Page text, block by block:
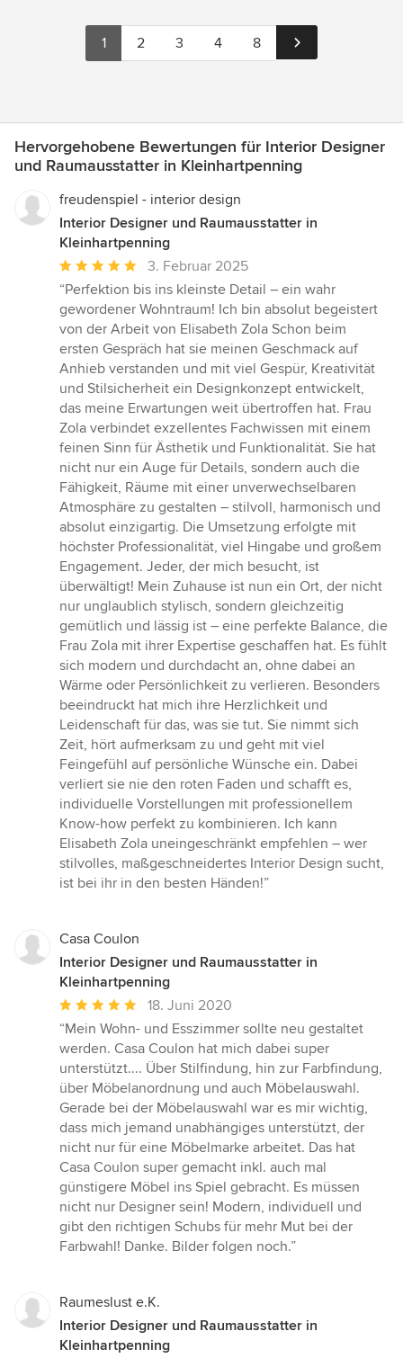
1 2 3 4 8
Hervorgehobene Bewertungen für Interior Designer
und Raumausstatter in Kleinhartpenning
freudenspiel - interior design
Interior Designer und Raumausstatter in
Kleinhartpenning
Durchschnittliche
Bewertung:
5
von
5
Sternen
3. Februar 2025
“Perfektion bis ins kleinste Detail – ein wahr
gewordener Wohntraum! Ich bin absolut begeistert
von der Arbeit von Elisabeth Zola Schon beim
ersten Gespräch hat sie meinen Geschmack auf
Anhieb verstanden und mit viel Gespür, Kreativität
und Stilsicherheit ein Designkonzept entwickelt,
das meine Erwartungen weit übertroffen hat. Frau
Zola verbindet exzellentes Fachwissen mit einem
feinen Sinn für Ästhetik und Funktionalität. Sie hat
nicht nur ein Auge für Details, sondern auch die
Fähigkeit, Räume mit einer unverwechselbaren
Atmosphäre zu gestalten – stilvoll, harmonisch und
absolut einzigartig. Die Umsetzung erfolgte mit
höchster Professionalität, viel Hingabe und großem
Engagement. Jeder, der mich besucht, ist
überwältigt! Mein Zuhause ist nun ein Ort, der nicht
nur unglaublich stylisch, sondern gleichzeitig
gemütlich und lässig ist – eine perfekte Balance, die
Frau Zola mit ihrer Expertise geschaffen hat. Es fühlt
sich modern und durchdacht an, ohne dabei an
Wärme oder Persönlichkeit zu verlieren. Besonders
beeindruckt hat mich ihre Herzlichkeit und
Leidenschaft für das, was sie tut. Sie nimmt sich
Zeit, hört aufmerksam zu und geht mit viel
Feingefühl auf persönliche Wünsche ein. Dabei
verliert sie nie den roten Faden und schafft es,
individuelle Vorstellungen mit professionellem
Know-how perfekt zu kombinieren. Ich kann
Elisabeth Zola uneingeschränkt empfehlen – wer
stilvolles, maßgeschneidertes Interior Design sucht,
ist bei ihr in den besten Händen!”
Casa Coulon
Interior Designer und Raumausstatter in
Kleinhartpenning
Durchschnittliche
Bewertung:
5
von
5
Sternen
18. Juni 2020
“Mein Wohn- und Esszimmer sollte neu gestaltet
werden. Casa Coulon hat mich dabei super
unterstützt.... Über Stilfindung, hin zur Farbfindung,
über Möbelanordnung und auch Möbelauswahl.
Gerade bei der Möbelauswahl war es mir wichtig,
dass mich jemand unabhängiges unterstützt, der
nicht nur für eine Möbelmarke arbeitet. Das hat
Casa Coulon super gemacht inkl. auch mal
günstigere Möbel ins Spiel gebracht. Es müssen
nicht nur Designer sein! Modern, individuell und
gibt den richtigen Schubs für mehr Mut bei der
Farbwahl! Danke. Bilder folgen noch.”
Raumeslust e.K.
Interior Designer und Raumausstatter in
Kleinhartpenning